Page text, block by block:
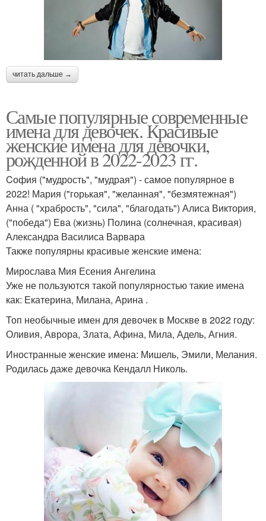
читать дальше →
Самые популярные современные
имена для девочек. Красивые
женские имена для девочки,
рожденной в 2022-2023 гг.
Cофия ("мудрость", "мудрая") - самое популярное в
2022! Мария ("горькая", "желанная", "безмятежная")
Анна ( "храбрость", "сила", "благодать") Алиса Виктория,
("победа") Ева (жизнь) Полина (солнечная, красивая)
Александра Василиса Варвара
Также популярны красивые женские имена:
Мирослава Мия Есения Ангелина
Уже не пользуются такой популярностью такие имена
как: Екатерина, Милана, Арина .
Топ необычные имен для девочек в Москве в 2022 году:
Оливия, Аврора, Злата, Афина, Мила, Адель, Агния.
Иностранные женские имена: Мишель, Эмили, Мелания.
Родилась даже девочка Кендалл Николь.